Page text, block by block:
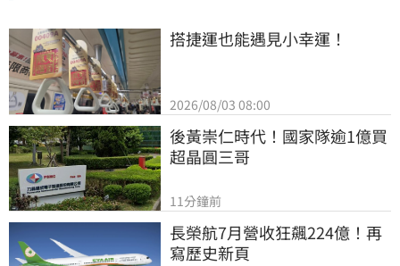
搭捷運也能遇見小幸運！
2026/08/03 08:00
後黃崇仁時代！國家隊逾1億買
超晶圓三哥
11分鐘前
長榮航7月營收狂飆224億！再
寫歷史新頁